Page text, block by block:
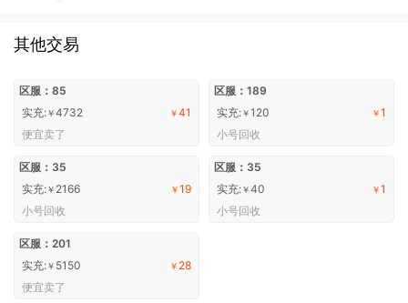
其他交易
区服：85
￥41
实充:￥4732
便宜卖了
区服：189
￥1
实充:￥120
小号回收
区服：35
￥19
实充:￥ 2166
小号回收
区服：35
￥1
实充:￥40
小号回收
区服：201
￥ 28
实充:￥ 5150
便宜卖了